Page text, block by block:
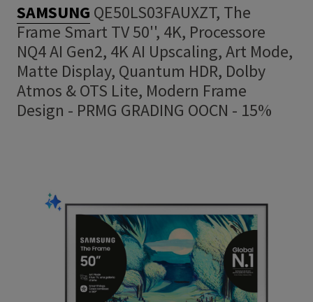
SAMSUNG QE50LS03FAUXZT, The
Frame Smart TV 50'', 4K, Processore
NQ4 AI Gen2, 4K AI Upscaling, Art Mode,
Matte Display, Quantum HDR, Dolby
Atmos & OTS Lite, Modern Frame
Design - PRMG GRADING OOCN - 15%